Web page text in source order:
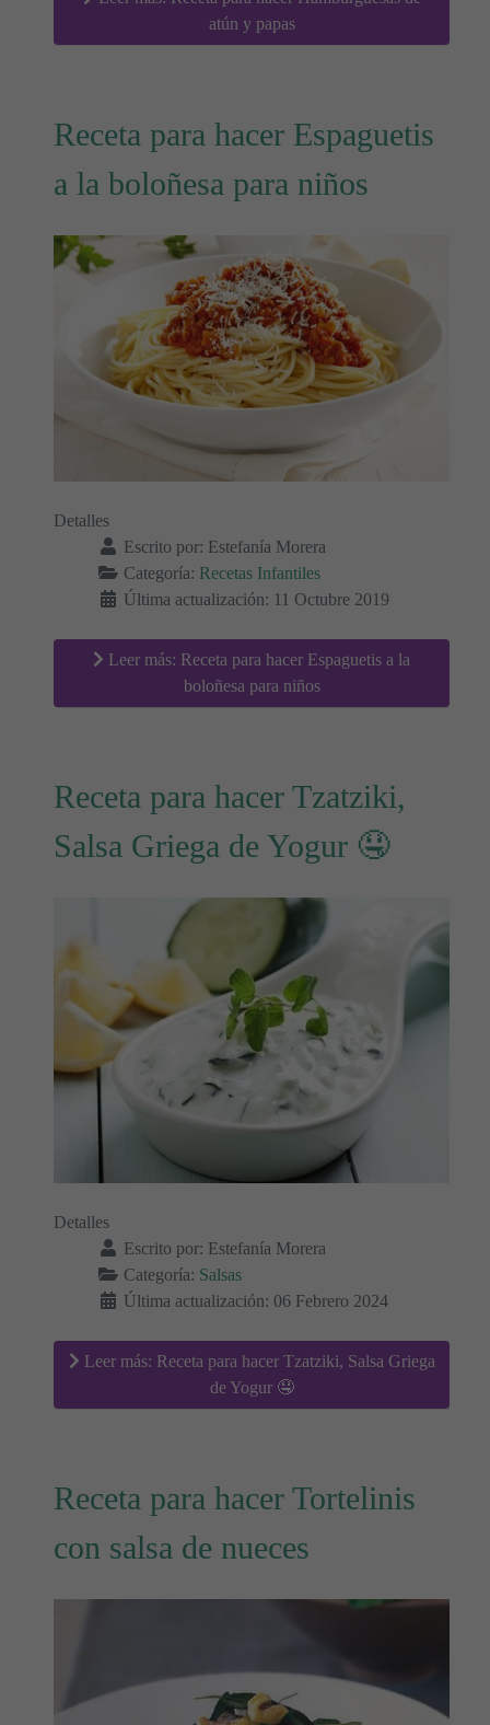
atún y papas
Receta para hacer Espaguetis
a la boloñesa para niños
Detalles
Escrito por: Estefanía Morera
Categoría: Recetas Infantiles
Última actualización: 11 Octubre 2019
Leer más: Receta para hacer Espaguetis a la
boloñesa para niños
Receta para hacer Tzatziki,
Salsa Griega de Yogur 🤤
Detalles
Escrito por: Estefanía Morera
Categoría: Salsas
Última actualización: 06 Febrero 2024
Leer más: Receta para hacer Tzatziki, Salsa Griega
de Yogur 🤤
Receta para hacer Tortelinis
con salsa de nueces